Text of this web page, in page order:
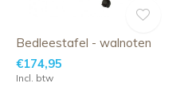
Bedleestafel - walnoten
€174,95
Incl. btw